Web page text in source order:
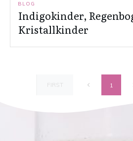
BLOG
Indigokinder,
Kristallkinder
FIRST 1